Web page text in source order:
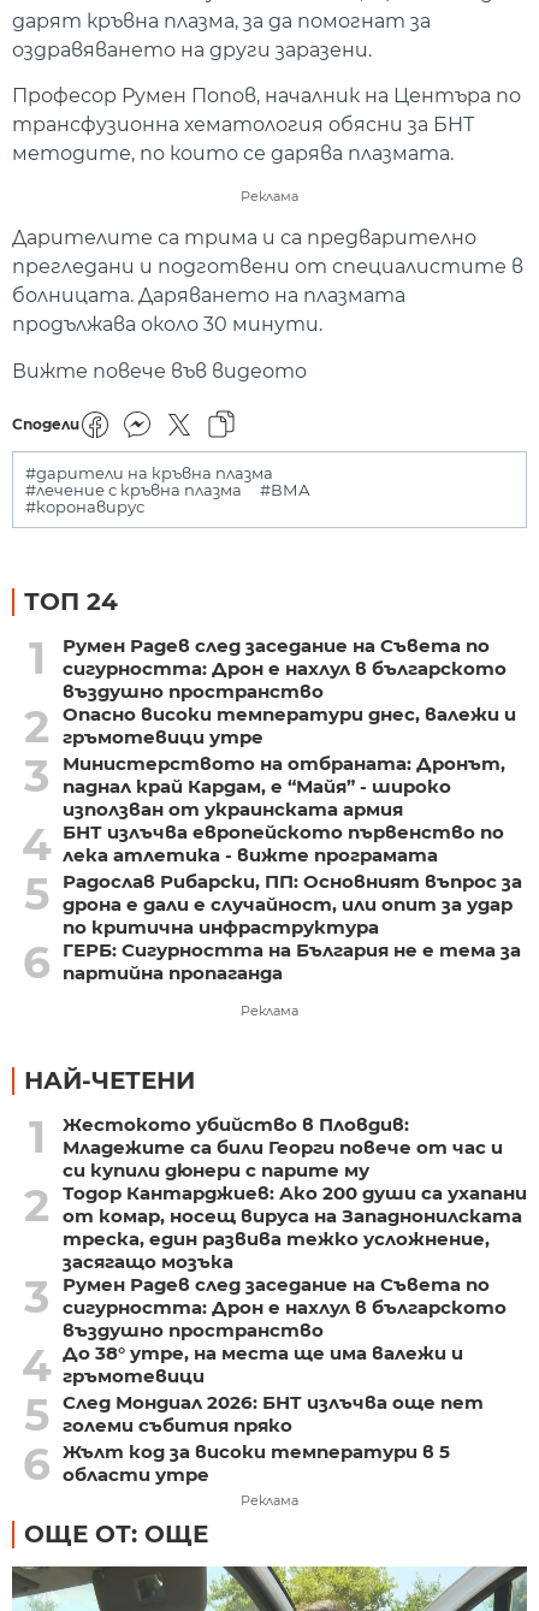
дарят кръвна плазма, за да помогнат за
оздравяването на други заразени.
Професор Румен Попов, началник на Центъра по
трансфузионна хематология обясни за БНТ
методите, по които се дарява плазмата.
Реклама
Дарителите са трима и са предварително
прегледани и подготвени от специалистите в
болницата. Даряването на плазмата
продължава около 30 минути.
Вижте повече във видеото
Сподели
#дарители на кръвна плазма
#лечение с кръвна плазма
#ВМА
#коронавирус
ТОП 24
1
Румен Радев след заседание на Съвета по
сигурността: Дрон е нахлул в българското
въздушно пространство
2
Опасно високи температури днес, валежи и
гръмотевици утре
3
Министерството на отбраната: Дронът,
паднал край Кардам, е “Майя” - широко
използван от украинската армия
4 БНТ излъчва европейското първенство по
лека атлетика - вижте програмата
5
Радослав Рибарски, ПП: Основният въпрос за
дрона е дали е случайност, или опит за удар
по критична инфраструктура
6
ГЕРБ: Сигурността на България не е тема за
партийна пропаганда
Реклама
НАЙ-ЧЕТЕНИ
1
Жестокото убийство в Пловдив:
Младежите са били Георги повече от час и
си купили дюнери с парите му
2
Тодор Кантарджиев: Ако 200 души са ухапани
от комар, носещ вируса на Западнонилската
треска, един развива тежко усложнение,
засягащо мозъка
3
Румен Радев след заседание на Съвета по
сигурността: Дрон е нахлул в българското
въздушно пространство
4 До 38° утре, на места ще има валежи и
гръмотевици
5 След Мондиал 2026: БНТ излъчва още пет
големи събития пряко
6 Жълт код за високи температури в 5
области утре
Реклама
ОЩЕ ОТ: ОЩЕ